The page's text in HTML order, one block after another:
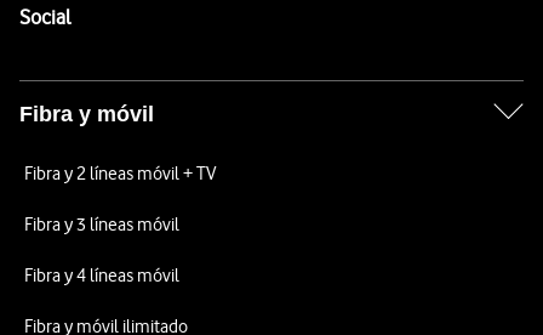
SocialEnlaces a las redes sociales de Vodafone
Fibra y móvil
Fibra y 2 líneas móvil + TV
Fibra y 3 líneas móvil
Fibra y 4 líneas móvil
Fibra y móvil ilimitado